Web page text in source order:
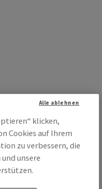
1000mm x 700mm, B1,
Produkt weiterempfehlen
klicken,
Cookies auf Ihrem
zu verbessern, die
unsere
Alle ablehnen